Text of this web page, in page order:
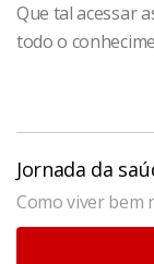
Que tal acessar
todo o
Jornada da
Como viver